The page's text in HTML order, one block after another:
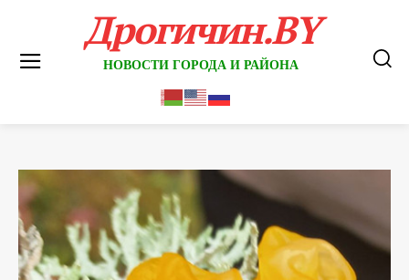
Дрогичин.BY
НОВОСТИ ГОРОДА И РАЙОНА